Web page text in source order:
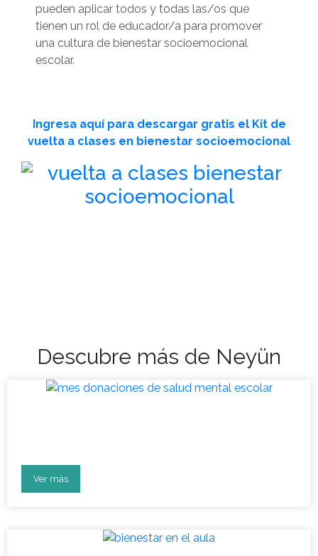
pueden aplicar todos y todas las/os que
tienen un rol de educador/a para promover
una cultura de bienestar socioemocional
escolar.
Ingresa aquí para descargar gratis el Kit de
vuelta a clases en bienestar socioemocional
Descubre más de Neyün
Ver más